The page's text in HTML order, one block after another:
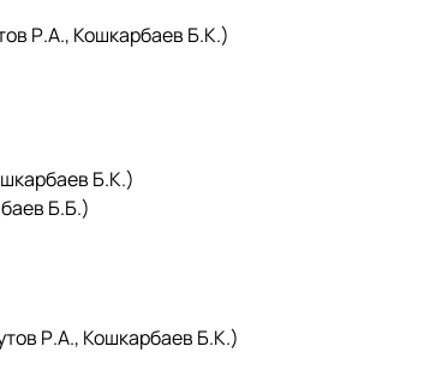
Р.А., Кошкарбаев Б.К.)
Б.К.)
Б.Б.)
Р.А., Кошкарбаев Б.К.)